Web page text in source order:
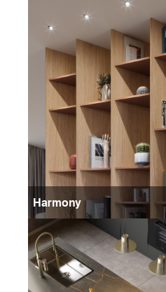
Harmony